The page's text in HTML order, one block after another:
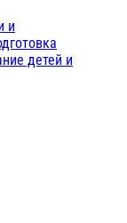
и
детей и